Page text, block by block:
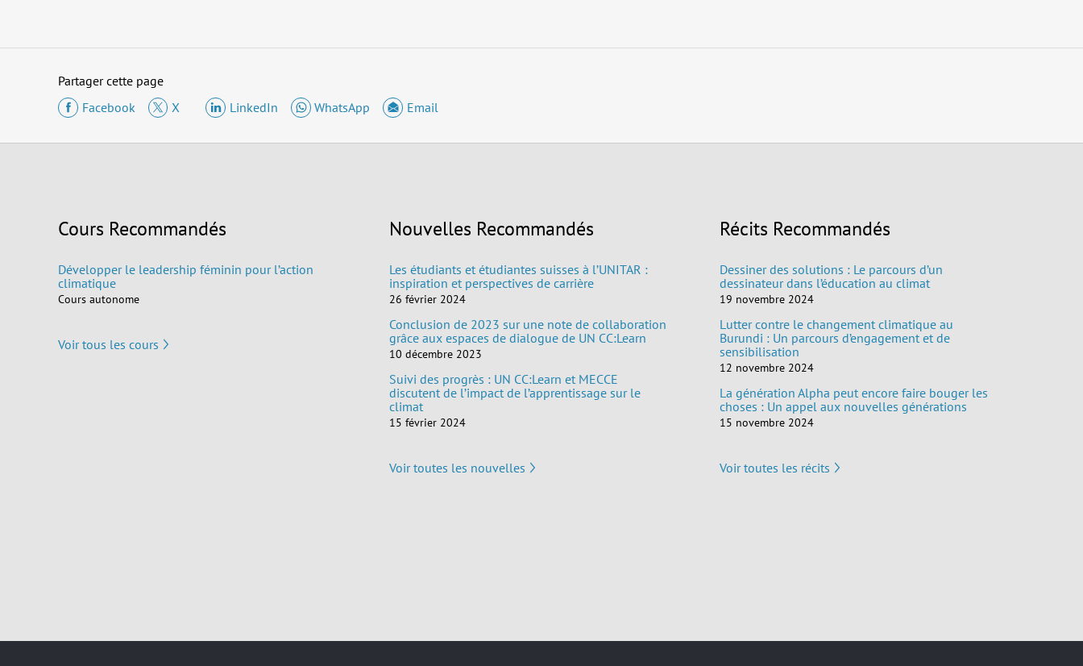
Partager cette page
Facebook
X LinkedIn WhatsApp Email
Cours Recommandés
Développer le leadership féminin pour l’action
climatique
Cours autonome
Voir tous les cours
Nouvelles Recommandés
Les étudiants et étudiantes suisses à l’UNITAR :
inspiration et perspectives de carrière
26 février 2024
Conclusion de 2023 sur une note de collaboration
grâce aux espaces de dialogue de UN CC:Learn
10 décembre 2023
Suivi des progrès : UN CC:Learn et MECCE
discutent de l’impact de l’apprentissage sur le
climat
15 février 2024
Voir toutes les nouvelles
Récits Recommandés
Dessiner des solutions : Le parcours d’un
dessinateur dans l’éducation au climat
19 novembre 2024
Lutter contre le changement climatique au
Burundi : Un parcours d’engagement et de
sensibilisation
12 novembre 2024
La génération Alpha peut encore faire bouger les
choses : Un appel aux nouvelles générations
15 novembre 2024
Voir toutes les récits